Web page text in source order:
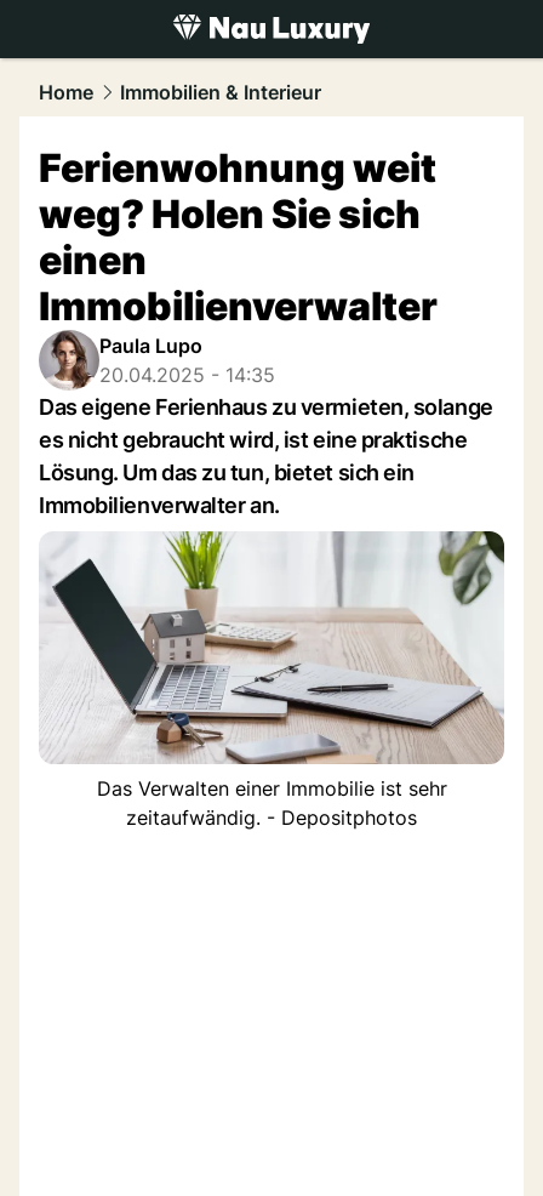
luxury.NAU.ch
Home Immobilien & Interieur
Ferienwohnung weit
weg? Holen Sie sich
einen
Immobilienverwalter
Paula Lupo
20.04.2025 - 14:35
Das eigene Ferienhaus zu vermieten, solange
es nicht gebraucht wird, ist eine praktische
Lösung. Um das zu tun, bietet sich ein
Immobilienverwalter an.
Das Verwalten einer Immobilie ist sehr
zeitaufwändig. - Depositphotos